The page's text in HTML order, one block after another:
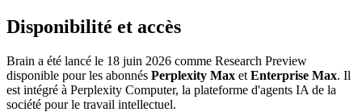
Disponibilité et accès
Brain a été lancé le 18 juin 2026 comme Research Preview
disponible pour les abonnés Perplexity Max et Enterprise Max. Il
est intégré à Perplexity Computer, la plateforme d'agents IA de la
société pour le travail intellectuel.